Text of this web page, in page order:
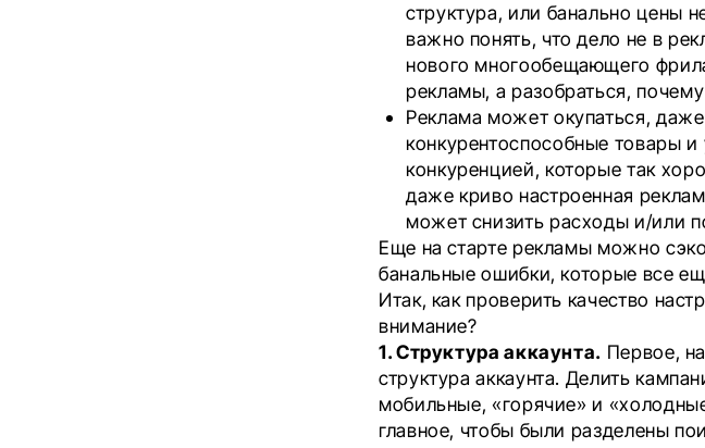
структура, или банально цены
важно понять, что дело не в
нового многообещающего
рекламы, а разобраться,
Реклама может окупаться,
конкурентоспособные товары
конкуренцией, которые так
даже криво настроенная
может снизить расходы и/или
Еще на старте рекламы можно
банальные ошибки, которые все
Итак, как проверить качество
внимание?
1. Структура аккаунта. Первое,
структура аккаунта. Делить
мобильные, «горячие» и
главное, чтобы были разделены